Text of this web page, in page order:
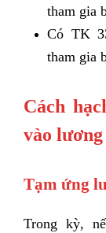
tham gia
Có TK
tham gia
Cách
vào
Tạm ứng
Trong kỳ,